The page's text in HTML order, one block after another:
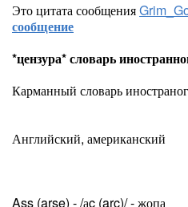
Это цитата сообщения
сообщение
*цензура* словарь
Карманный словарь
Английский, американский
Ass (arse) - /аc (arc)/ - жопа